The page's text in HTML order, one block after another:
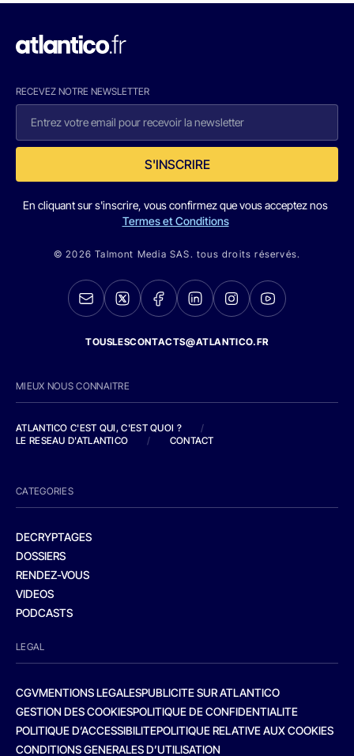
RECEVEZ NOTRE NEWSLETTER
S'INSCRIRE
En cliquant sur s'inscrire, vous confirmez que vous acceptez nos
Termes et Conditions
© 2026 Talmont Media SAS. tous droits réservés.
TOUSLESCONTACTS@ATLANTICO.FR
MIEUX NOUS CONNAITRE
ATLANTICO C'EST QUI, C'EST QUOI ?
/
LE RESEAU D'ATLANTICO
/ CONTACT
CATEGORIES
DECRYPTAGES
DOSSIERS
RENDEZ-VOUS
VIDEOS
PODCASTS
LEGAL
CGVMENTIONS LEGALESPUBLICITE SUR ATLANTICO
GESTION DES COOKIESPOLITIQUE DE CONFIDENTIALITE
POLITIQUE D’ACCESSIBILITEPOLITIQUE RELATIVE AUX COOKIES
CONDITIONS GENERALES D’UTILISATION